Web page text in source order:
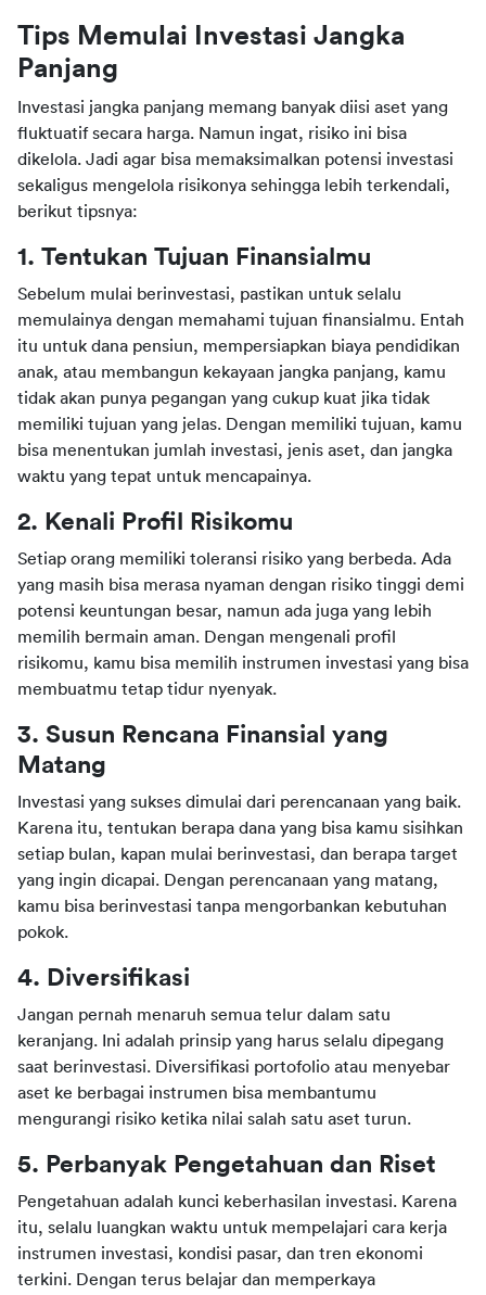
Tips Memulai Investasi Jangka
Panjang
Investasi jangka panjang memang banyak diisi aset yang
fluktuatif secara harga. Namun ingat, risiko ini bisa
dikelola. Jadi agar bisa memaksimalkan potensi investasi
sekaligus mengelola risikonya sehingga lebih terkendali,
berikut tipsnya:
1. Tentukan Tujuan Finansialmu
Sebelum mulai berinvestasi, pastikan untuk selalu
memulainya dengan memahami tujuan finansialmu. Entah
itu untuk dana pensiun, mempersiapkan biaya pendidikan
anak, atau membangun kekayaan jangka panjang, kamu
tidak akan punya pegangan yang cukup kuat jika tidak
memiliki tujuan yang jelas. Dengan memiliki tujuan, kamu
bisa menentukan jumlah investasi, jenis aset, dan jangka
waktu yang tepat untuk mencapainya.
2. Kenali Profil Risikomu
Setiap orang memiliki toleransi risiko yang berbeda. Ada
yang masih bisa merasa nyaman dengan risiko tinggi demi
potensi keuntungan besar, namun ada juga yang lebih
memilih bermain aman. Dengan mengenali profil
risikomu, kamu bisa memilih instrumen investasi yang bisa
membuatmu tetap tidur nyenyak.
3. Susun Rencana Finansial yang
Matang
Investasi yang sukses dimulai dari perencanaan yang baik.
Karena itu, tentukan berapa dana yang bisa kamu sisihkan
setiap bulan, kapan mulai berinvestasi, dan berapa target
yang ingin dicapai. Dengan perencanaan yang matang,
kamu bisa berinvestasi tanpa mengorbankan kebutuhan
pokok.
4. Diversifikasi
Jangan pernah menaruh semua telur dalam satu
keranjang. Ini adalah prinsip yang harus selalu dipegang
saat berinvestasi. Diversifikasi portofolio atau menyebar
aset ke berbagai instrumen bisa membantumu
mengurangi risiko ketika nilai salah satu aset turun.
5. Perbanyak Pengetahuan dan Riset
Pengetahuan adalah kunci keberhasilan investasi. Karena
itu, selalu luangkan waktu untuk mempelajari cara kerja
instrumen investasi, kondisi pasar, dan tren ekonomi
terkini. Dengan terus belajar dan memperkaya